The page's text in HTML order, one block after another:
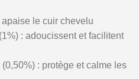
le cuir chevelu
: adoucissent et facilitent
: protège et calme les